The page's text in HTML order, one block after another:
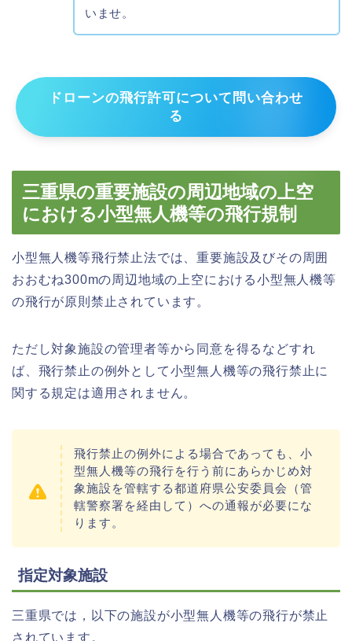
いませ。
ドローンの飛行許可について問い合わせ
る
三重県の重要施設の周辺地域の上空
における小型無人機等の飛行規制
小型無人機等飛行禁止法では、重要施設及びその周囲
おおむね300mの周辺地域の上空における小型無人機等
の飛行が原則禁止されています。
ただし対象施設の管理者等から同意を得るなどすれ
ば、飛行禁止の例外として小型無人機等の飛行禁止に
関する規定は適用されません。
飛行禁止の例外による場合であっても、小
型無人機等の飛行を行う前にあらかじめ対
象施設を管轄する都道府県公安委員会（管
轄警察署を経由して）への通報が必要にな
ります。
指定対象施設
三重県では，以下の施設が小型無人機等の飛行が禁止
されています。